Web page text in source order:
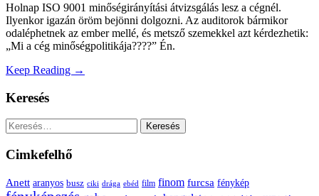
Holnap ISO 9001 minőségirányítási átvizsgálás lesz a cégnél.
Ilyenkor igazán öröm bejönni dolgozni. Az auditorok bármikor
odaléphetnek az ember mellé, és metsző szemekkel azt kérdezhetik:
„Mi a cég minőségpolitikája????” Én.
Keep Reading →
Keresés
Keresés:
Cimkefelhő
Anett aranyos busz ciki drága ebéd film finom furcsa fénykép